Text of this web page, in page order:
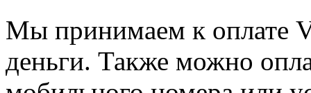
Мы принимаем к оплате
деньги. Также можно